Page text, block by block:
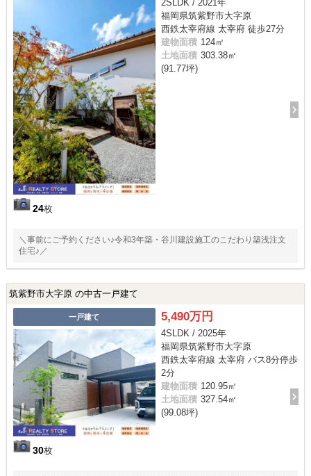
24枚
2SLDK / 2021年
福岡県筑紫野市大字原
西鉄太宰府線 太宰府 徒歩27分
建物面積 124㎡
土地面積 303.38㎡
(91.77坪)
＼事前にご予約ください♪令和3年築・谷川建設施工のこだわり築浅注文
住宅♪／
筑紫野市大字原 の中古一戸建て
一戸建て
30枚
5,490万円
4SLDK / 2025年
福岡県筑紫野市大字原
西鉄太宰府線 太宰府 バス8分停歩
2分
建物面積 120.95㎡
土地面積 327.54㎡
(99.08坪)